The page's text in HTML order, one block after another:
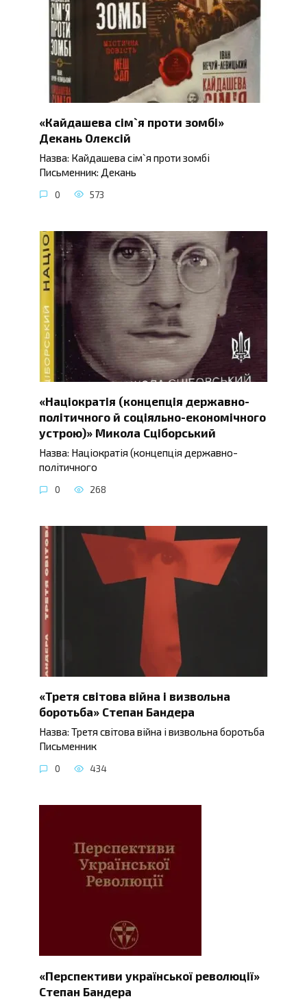
«Кайдашева сім`я проти зомбі»
Декань Олексій
Назва: Кайдашева сім`я проти зомбі
Письменник: Декань
0 573
«Націократія (концепція державно-
політичного й соціяльно-економічного
устрою)» Микола Сціборський
Назва: Націократія (концепція державно-
політичного
0 268
«Третя світова війна і визвольна
боротьба» Степан Бандера
Назва: Третя світова війна і визвольна боротьба
Письменник
0 434
«Перспективи української революції»
Степан Бандера